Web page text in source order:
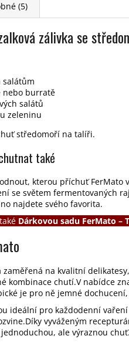
(5)
zálivka se
salátům
nebo burratě
salátů
zeleninu
středomoří na talíři.
také
kterou příchuť FerMato
se světem fermentovaných
najdete svého favorita.
Dárkovou sadu FerMato –
zaměřená na kvalitní
kombinace chutí.V nabídce
je pro ně jemné
ideální pro každodenní
vyváženým
ale výraznou chuť.